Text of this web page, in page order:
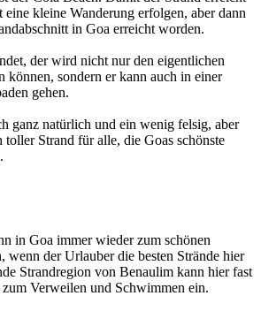
eine kleine Wanderung erfolgen, aber dann
in Goa erreicht worden.
der wird nicht nur den eigentlichen
können, sondern er kann auch in einer
gehen.
ganz natürlich und ein wenig felsig, aber
toller Strand für alle, die Goas schönste
in Goa immer wieder zum schönen
wenn der Urlauber die besten Strände hier
Strandregion von Benaulim kann hier fast
Verweilen und Schwimmen ein.